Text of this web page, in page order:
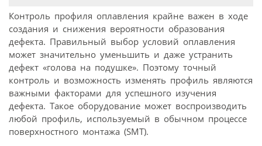
Контроль профиля оплавления крайне важен в ходе
создания и снижения вероятности образования
дефекта. Правильный выбор условий оплавления
может значительно уменьшить и даже устранить
дефект «голова на подушке». Поэтому точный
контроль и возможность изменять профиль являются
важными факторами для успешного изучения
дефекта. Такое оборудование может воспроизводить
любой профиль, используемый в обычном процессе
поверхностного монтажа (SMT).